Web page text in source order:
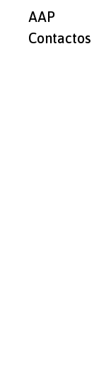
AAP
Contactos